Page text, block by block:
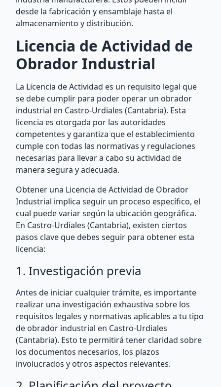
desde la fabricación y ensamblaje hasta el
almacenamiento y distribución.
Licencia de Actividad de
Obrador Industrial
La Licencia de Actividad es un requisito legal que
se debe cumplir para poder operar un obrador
industrial en Castro-Urdiales (Cantabria). Esta
licencia es otorgada por las autoridades
competentes y garantiza que el establecimiento
cumple con todas las normativas y regulaciones
necesarias para llevar a cabo su actividad de
manera segura y adecuada.
Obtener una Licencia de Actividad de Obrador
Industrial implica seguir un proceso específico, el
cual puede variar según la ubicación geográfica.
En Castro-Urdiales (Cantabria), existen ciertos
pasos clave que debes seguir para obtener esta
licencia:
1. Investigación previa
Antes de iniciar cualquier trámite, es importante
realizar una investigación exhaustiva sobre los
requisitos legales y normativas aplicables a tu tipo
de obrador industrial en Castro-Urdiales
(Cantabria). Esto te permitirá tener claridad sobre
los documentos necesarios, los plazos
involucrados y otros aspectos relevantes.